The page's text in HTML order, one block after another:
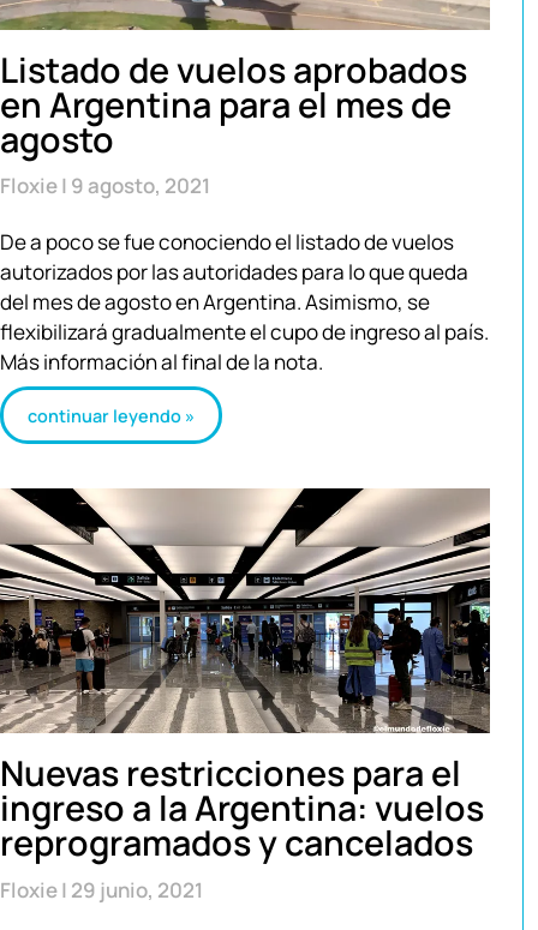
Listado de vuelos aprobados
en Argentina para el mes de
agosto
Floxie 9 agosto, 2021
De a poco se fue conociendo el listado de vuelos
autorizados por las autoridades para lo que queda
del mes de agosto en Argentina. Asimismo, se
flexibilizará gradualmente el cupo de ingreso al país.
Más información al final de la nota.
continuar leyendo »
Nuevas restricciones para el
ingreso a la Argentina: vuelos
reprogramados y cancelados
Floxie 29 junio, 2021